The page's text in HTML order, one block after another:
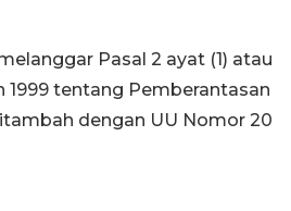
Pasal 2 ayat (1) atau
1999 tentang Pemberantasan
dengan UU Nomor 20
Medan diduga akibat
gas - VIDEO